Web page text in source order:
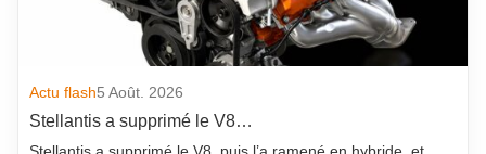
Actu flash5 Août. 2026
Stellantis a supprimé le V8…
Stellantis a supprimé le V8, puis l’a ramené en hybride, et